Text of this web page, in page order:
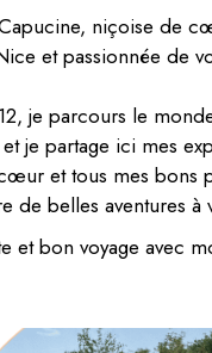
niçoise de
et passionnée de
je parcours le
je partage ici mes
et tous mes bons
de belles aventures à
et bon voyage avec